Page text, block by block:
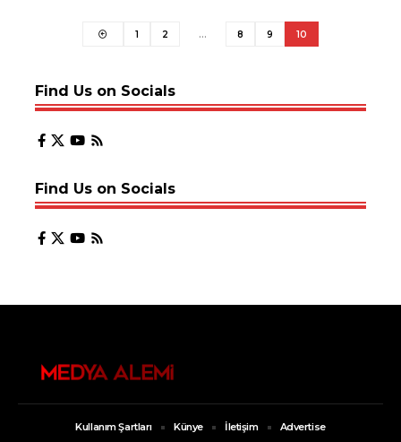
1 2 … 8 9 10
Find Us on Socials
Find Us on Socials
Kullanım Şartları Künye İletişim Advertise